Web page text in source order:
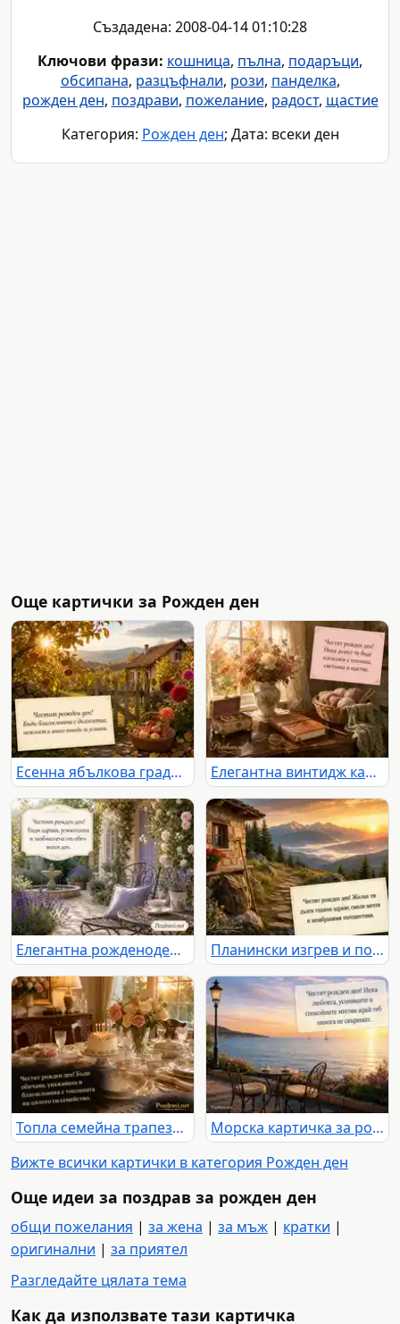
Създадена: 2008-04-14 01:10:28
Ключови фрази: кошница, пълна, подаръци,
обсипана, разцъфнали, рози, панделка,
рожден ден, поздрави, пожелание, радост, щастие
Категория: Рожден ден; Дата: всеки ден
Още картички за Рожден ден
Есенна ябълкова градина с пожелание за дълголетие и много усмивки Елегантна винтидж картичка за рожден ден с цветя, уют и топло пожелание
Елегантна рожденоденска картичка с лавандула, рози и фонтан Планински изгрев и пожелание за здраве, смели мечти и незабравими пътешествия
Топла семейна трапеза с торта и нежен поздрав за рожден ден
Морска картичка за рожден ден с любов, спокойствие и споделени години
Вижте всички картички в категория Рожден ден
Още идеи за поздрав за рожден ден
общи пожелания | за жена | за мъж | кратки |
оригинални | за приятел
Разгледайте цялата тема
Как да използвате тази картичка